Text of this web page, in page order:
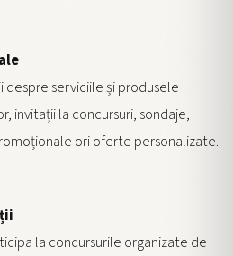
serviciile și produsele
invitații la concursuri, sondaje,
ori oferte personalizate.
la concursurile organizate de